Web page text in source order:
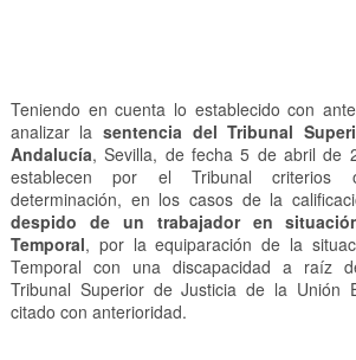
Teniendo en cuenta lo establecido con
analizar lasentencia del Tribunal
Andalucía, Sevilla, de fecha 5 de abril de
establecen por el Tribunal criterios
determinación, en los casos de la
despido de un trabajador en
Temporal, por la equiparación de la
Temporal con una discapacidad a raíz
Tribunal Superior de Justicia de la Unión
citado con anterioridad.